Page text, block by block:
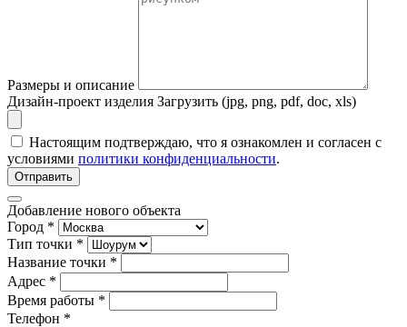
Размеры и описание
Дизайн-проект изделия Загрузить (jpg, png, pdf, doc, xls)
Настоящим подтверждаю, что я ознакомлен и согласен с
условиями политики конфиденциальности.
Отправить
Добавление нового объекта
Город *
Тип точки *
Название точки *
Адрес *
Время работы *
Телефон *